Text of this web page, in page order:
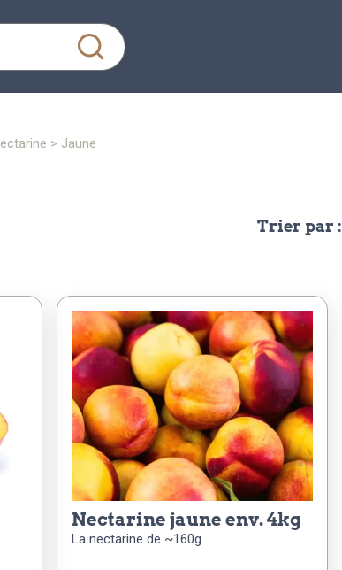
nectarine > jaune
Trier par :
nectarine jaune env. 4kg
La nectarine de ~160g.